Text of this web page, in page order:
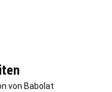
von Babolat